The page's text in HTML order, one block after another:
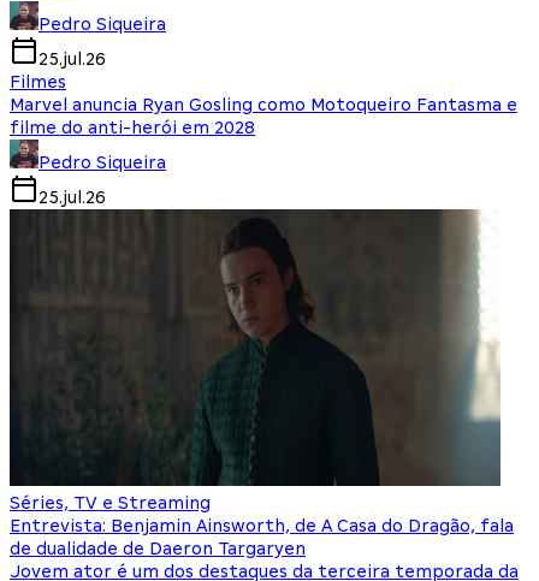
Pedro Siqueira
25.jul.26
Filmes
Marvel anuncia Ryan Gosling como Motoqueiro Fantasma e
filme do anti-herói em 2028
Pedro Siqueira
25.jul.26
Séries, TV e Streaming
Entrevista: Benjamin Ainsworth, de A Casa do Dragão, fala
de dualidade de Daeron Targaryen
Jovem ator é um dos destaques da terceira temporada da